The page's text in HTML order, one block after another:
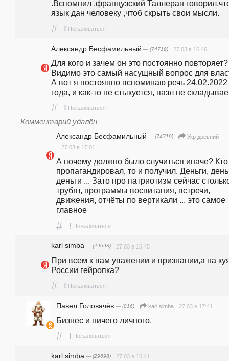
.Вспомнил ,французский Таллеран
язык дан человеку ,чтоб скрыть свои мысли.
# ! Пожаловаться
Александр Бесфамильный — (74719) 27.03 в 16:46
Для кого и зачем он это постоянно повторяет?
Видимо это самый насущный вопрос для
А вот я постоянно вспоминаю речь 24.02.2022
года, и как-то не стыкуется, пазл не
# ! Пожаловаться
Комментарий удалён
Александр Бесфамильный — (74719)
Укр древний
27.03 в 17:01
А почему должно было случиться иначе? Кто
пропагандировал, то и получил. Деньги,
деньги ... Зато про патриотизм сейчас
трубят, программы воспитания, встречи,
движения, отчёты по вертикали ... это самое
главное
# ! Пожаловаться
karl simba — (29698) 27.03 в 16:45
При всем к вам уважении и признании,а на
России гейропка?
# ! Пожаловаться
Павел Головачёв — (816) karl simba 27.03 в 17:41
Бизнес и ничего личного.
# ! Пожаловаться
karl simba — (29698) 27.03 в 16:41